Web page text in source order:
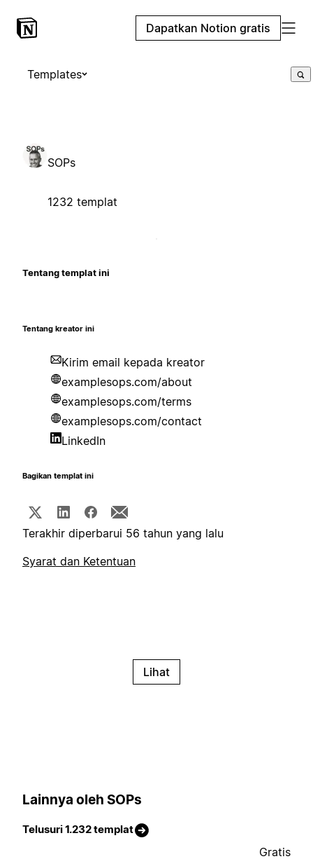
Dapatkan Notion gratis
Templates
SOPs
1232 templat
Tentang templat ini
Tentang kreator ini
Kirim email kepada kreator
examplesops.com/about
examplesops.com/terms
examplesops.com/contact
LinkedIn
Bagikan templat ini
Terakhir diperbarui 56 tahun yang lalu
Syarat dan Ketentuan
Lihat
Lainnya oleh SOPs
Telusuri 1.232 templat
Gratis